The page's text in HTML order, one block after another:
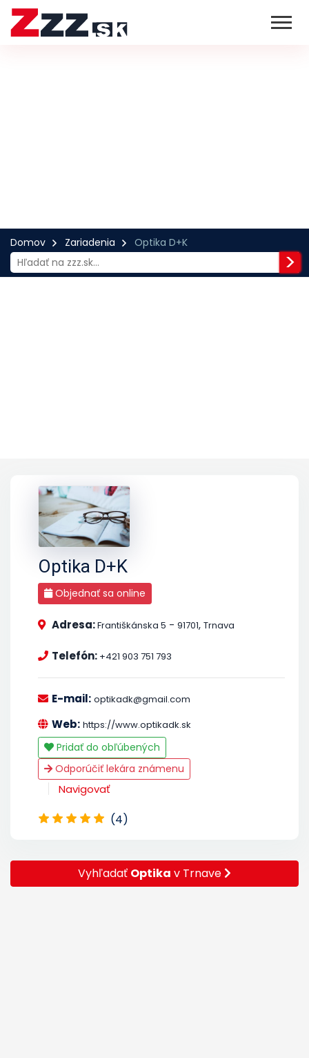
Domov Zariadenia Optika D+K
Optika D+K
Objednať sa online
Adresa:Františkánska 5 - 91701, Trnava
Telefón: +421 903 751 793
E-mail: optikadk@gmail.com
Web: https://www.optikadk.sk
Pridať do obľúbených
Odporúčiť lekára známenu
Navigovať
(4)
Vyhľadať Optika v Trnave